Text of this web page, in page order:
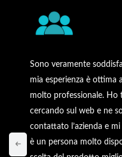
Sono veramente
mia esperienza è ottima
molto professionale.
cercando sul web e ne
contattato l’azienda e
è un persona molto